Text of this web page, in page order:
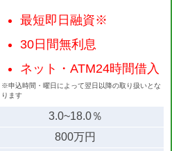
最短即日融資※
30日間無利息
ネット・ATM24時間借入
※申込時間・曜日によって翌日以降の取り扱いとな
ります
3.0~18.0％
800万円